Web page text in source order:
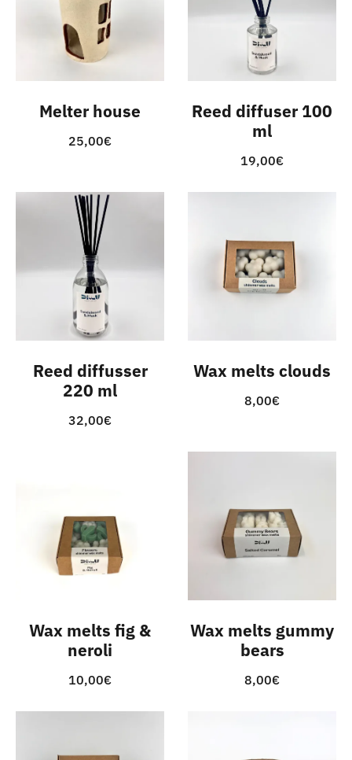
Melter house
25,00€
Reed diffuser 100
ml
19,00€
Reed diffusser
220 ml
32,00€
Wax melts clouds
8,00€
Wax melts fig &
neroli
10,00€
Wax melts gummy
bears
8,00€